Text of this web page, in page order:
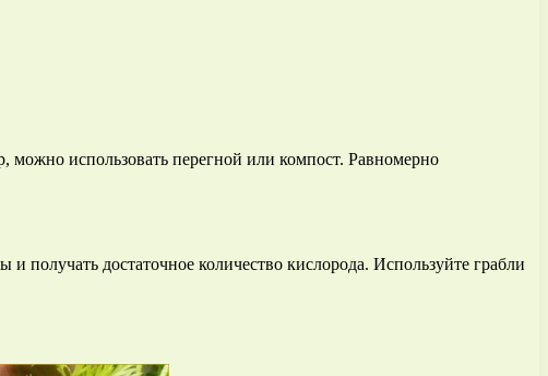
можно использовать перегной или компост. Равномерно
получать достаточное количество кислорода. Используйте грабли